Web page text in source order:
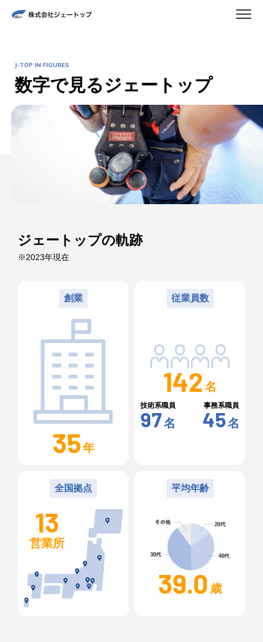
J-TOP IN FIGURES
数字で見るジェートップ
ジェートップの軌跡
※2023年現在
創業
35年
全国拠点
13
営業所
従業員数
142 名
技術系職員
97名
事務系職員
45名
平均年齢
39.0 歳